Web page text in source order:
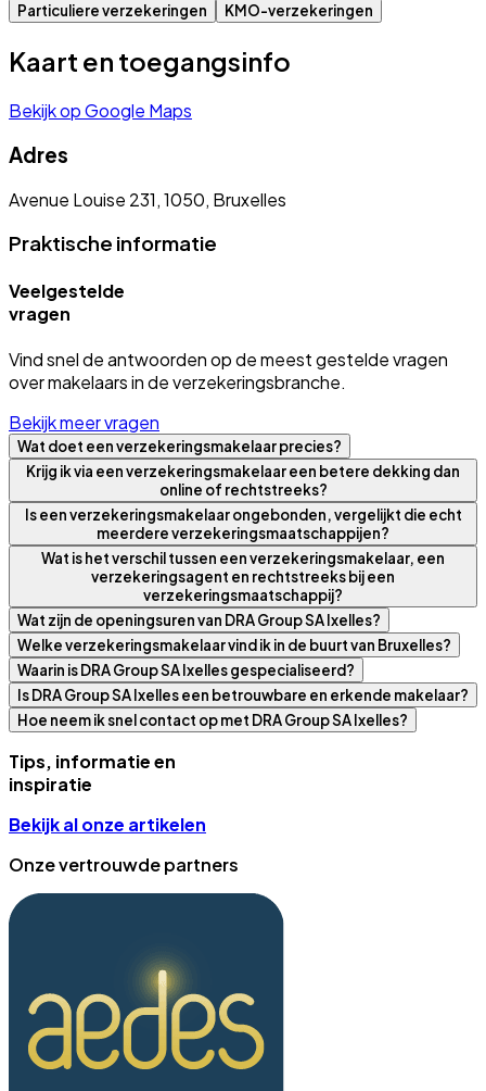
Particuliere verzekeringen KMO-verzekeringen
Kaart en toegangsinfo
Bekijk op Google Maps
Adres
Avenue Louise 231, 1050, Bruxelles
Praktische informatie
Veelgestelde
vragen
Vind snel de antwoorden op de meest gestelde vragen
over makelaars in de verzekeringsbranche.
Bekijk meer vragen
Wat doet een verzekeringsmakelaar precies?
Krijg ik via een verzekeringsmakelaar een betere dekking dan
online of rechtstreeks?
Is een verzekeringsmakelaar ongebonden, vergelijkt die echt
meerdere verzekeringsmaatschappijen?
Wat is het verschil tussen een verzekeringsmakelaar, een
verzekeringsagent en rechtstreeks bij een
verzekeringsmaatschappij?
Wat zijn de openingsuren van DRA Group SA Ixelles?
Welke verzekeringsmakelaar vind ik in de buurt van Bruxelles?
Waarin is DRA Group SA Ixelles gespecialiseerd?
Is DRA Group SA Ixelles een betrouwbare en erkende makelaar?
Hoe neem ik snel contact op met DRA Group SA Ixelles?
Tips, informatie en
inspiratie
Bekijk al onze artikelen
Onze vertrouwde partners